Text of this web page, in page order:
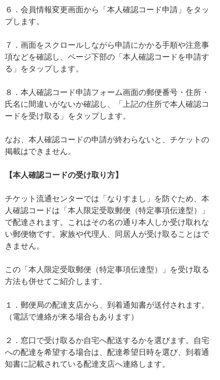
６．会員情報変更画面から「本人確認コード申請」をタッ
プします。
７．画面をスクロールしながら申請にかかる手順や注意事
項などを確認し、ページ下部の「本人確認コードを申請す
る」をタップします。
８．本人確認コード申請フォーム画面の郵便番号・住所・
氏名に間違いがないか確認し、「上記の住所で本人確認コ
ードを受け取る」をタップします。
なお、本人確認コードの申請が終わらないと、チケットの
掲載はできません。
【本人確認コードの受け取り方】
チケット流通センターでは「なりすまし」を防ぐため、本
人確認コードは「本人限定受取郵便（特定事項伝達型）」
で配達されます。これはその名の通り本人しか受け取れな
い郵便物です。家族や代理人、同居人が受け取ることはで
きません。
この「本人限定受取郵便（特定事項伝達型）」を受け取る
方法も併せてご紹介します。
１．郵便局の配達支店から、到着通知書が送付されます。
（電話で連絡が来る場合もあります）
２．窓口で受け取るか自宅へ配送するかを選びます。自宅
への配達を希望する場合は、配達希望日時を選び、到着通
知書に記載されている配達支店へ連絡します。